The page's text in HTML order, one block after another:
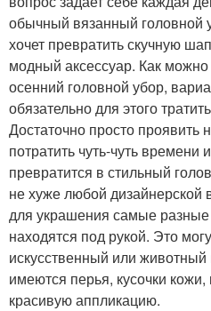
обычный вязанный головной
хочет превратить скучную
модный аксессуар. Как
осенний головной убор,
обязательно для этого
Достаточно просто проявить
потратить чуть-чуть
превратится в стильный
не хуже любой
для украшения самые
находятся под рукой. Это
искусственный или
имеются перья, кусочки
красивую аппликацию.